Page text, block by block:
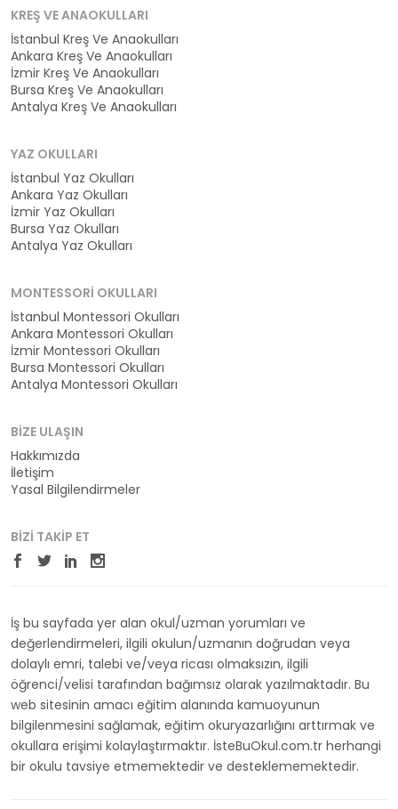
KREŞ VE ANAOKULLARI
İstanbul Kreş Ve Anaokulları
Ankara Kreş Ve Anaokulları
İzmir Kreş Ve Anaokulları
Bursa Kreş Ve Anaokulları
Antalya Kreş Ve Anaokulları
YAZ OKULLARI
İstanbul Yaz Okulları
Ankara Yaz Okulları
İzmir Yaz Okulları
Bursa Yaz Okulları
Antalya Yaz Okulları
MONTESSORI OKULLARI
İstanbul Montessori Okulları
Ankara Montessori Okulları
İzmir Montessori Okulları
Bursa Montessori Okulları
Antalya Montessori Okulları
BIZE ULAŞIN
Hakkımızda
İletişim
Yasal Bilgilendirmeler
BIZI TAKIP ET
İş bu sayfada yer alan okul/uzman yorumları ve
değerlendirmeleri, ilgili okulun/uzmanın doğrudan veya
dolaylı emri, talebi ve/veya ricası olmaksızın, ilgili
öğrenci/velisi tarafından bağımsız olarak yazılmaktadır. Bu
web sitesinin amacı eğitim alanında kamuoyunun
bilgilenmesini sağlamak, eğitim okuryazarlığını arttırmak ve
okullara erişimi kolaylaştırmaktır. İsteBuOkul.com.tr herhangi
bir okulu tavsiye etmemektedir ve desteklememektedir.